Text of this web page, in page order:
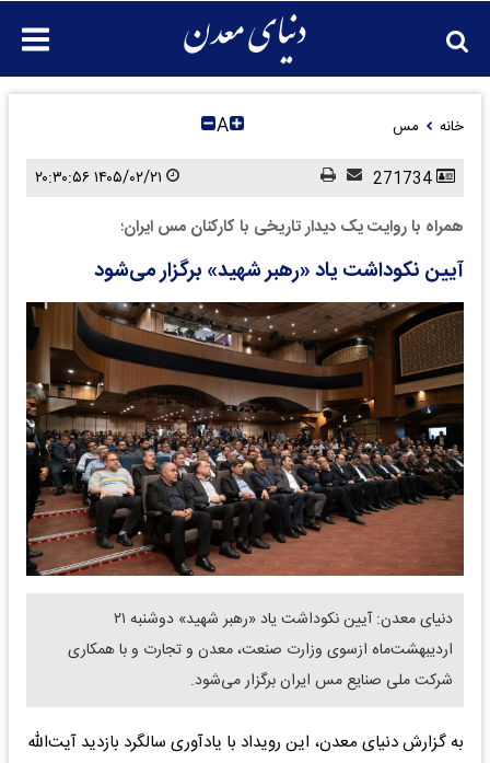
خانه مس A
همراه با روایت یک دیدار تاریخی با کارکنان مس ایران؛
آیین نکوداشت یاد «رهبر شهید» برگزار می‌شود
دنیای معدن: آیین نکوداشت یاد «رهبر شهید» دوشنبه ۲۱
اردیبهشت‌ماه ازسوی وزارت صنعت، معدن و تجارت و با همکاری
شرکت ملی صنایع مس ایران برگزار می‌شود.
به گزارش دنیای معدن، این رویداد با یادآوری سالگرد بازدید آیت‌الله